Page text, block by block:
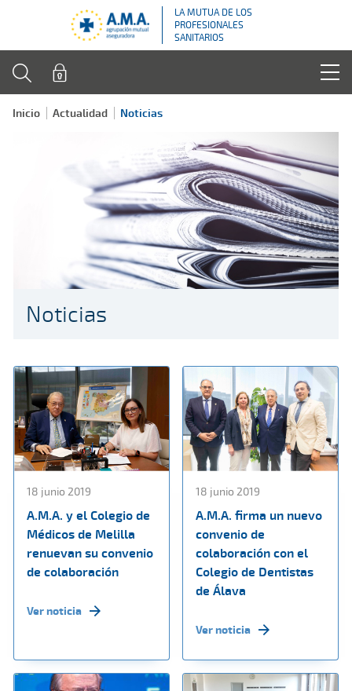
LA MUTUA DE LOS
PROFESIONALES
SANITARIOS
Inicio Actualidad Noticias
Noticias
18 junio 2019
A.M.A. y el Colegio de
Médicos de Melilla
renuevan su convenio
de colaboración
Ver noticia
18 junio 2019
A.M.A. firma un nuevo
convenio de
colaboración con el
Colegio de Dentistas
de Álava
Ver noticia